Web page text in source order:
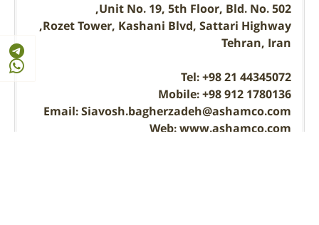
Unit No. 19, 5th Floor, Bld. No. 502,
Rozet Tower, Kashani Blvd, Sattari Highway,
Tehran, Iran
Tel: +98 21 44345072
Mobile: +98 912 1780136
Email: Siavosh.bagherzadeh@ashamco.com
Web: www.ashamco.com